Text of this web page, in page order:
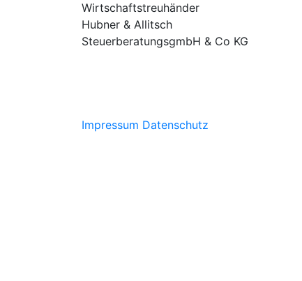
Wirtschaftstreuhänder
Hubner & Allitsch
SteuerberatungsgmbH & Co KG
Impressum Datenschutz